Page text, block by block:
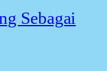
Sebagai